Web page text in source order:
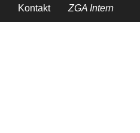
Kontakt ZGA Intern